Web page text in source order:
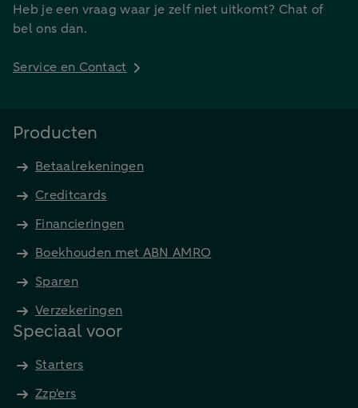
Heb je een vraag waar je zelf niet uitkomt? Chat of
bel ons dan.
Service en Contact
Producten
Betaalrekeningen
Creditcards
Financieringen
Boekhouden met ABN AMRO
Sparen
Verzekeringen
Speciaal voor
Starters
Zzp'ers